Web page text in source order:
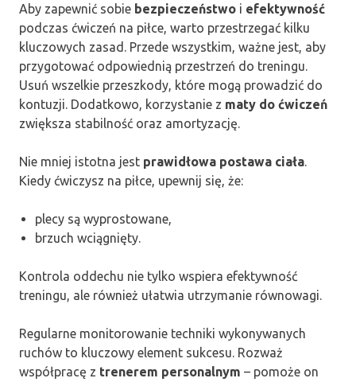
Aby zapewnić sobie bezpieczeństwo i efektywność
podczas ćwiczeń na piłce, warto przestrzegać kilku
kluczowych zasad. Przede wszystkim, ważne jest, aby
przygotować odpowiednią przestrzeń do treningu.
Usuń wszelkie przeszkody, które mogą prowadzić do
kontuzji. Dodatkowo, korzystanie z maty do ćwiczeń
zwiększa stabilność oraz amortyzację.
Nie mniej istotna jest prawidłowa postawa ciała
Kiedy ćwiczysz na piłce, upewnij się, że:
plecy są wyprostowane,
brzuch wciągnięty.
Kontrola oddechu nie tylko wspiera efektywność
treningu, ale również ułatwia utrzymanie równowagi.
Regularne monitorowanie techniki wykonywanych
ruchów to kluczowy element sukcesu. Rozważ
współpracę z trenerem personalnym – pomoże on